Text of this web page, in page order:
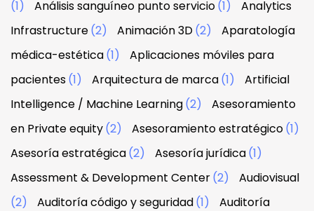
(1)
Análisis sanguíneo punto servicio(1)
Analytics
Infrastructure(2) Animación 3D(2)
Aparatología
médica-estética(1)
Aplicaciones móviles para
pacientes(1) Arquitectura de marca(1)
Artificial
Intelligence / Machine Learning(2)
Asesoramiento
en Private equity(2) Asesoramiento estratégico(1)
Asesoría estratégica(2) Asesoría jurídica(1)
Assessment & Development Center(2)
Audiovisual
(2)
Auditoría código y seguridad(1)
Auditoría